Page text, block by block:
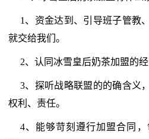
1、资金达到、引导班子管教
就交给我们。
2、认同冰雪皇后奶茶加盟的
3、探听战略联盟的的确含义
权利、责任。
4、能够苛刻遵行加盟合同